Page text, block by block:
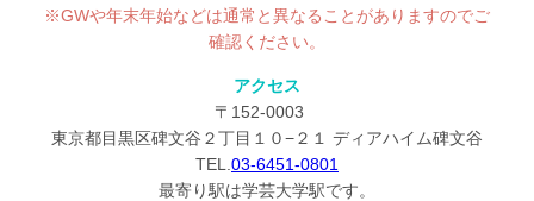
※GWや年末年始などは通常と異なることがありますのでご
確認ください。
アクセス
〒152-0003
東京都目黒区碑文谷２丁目１０−２１ ディアハイム碑文谷
TEL. 03-6451-0801
最寄り駅は学芸大学駅です。